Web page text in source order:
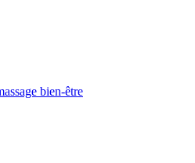
bien-être